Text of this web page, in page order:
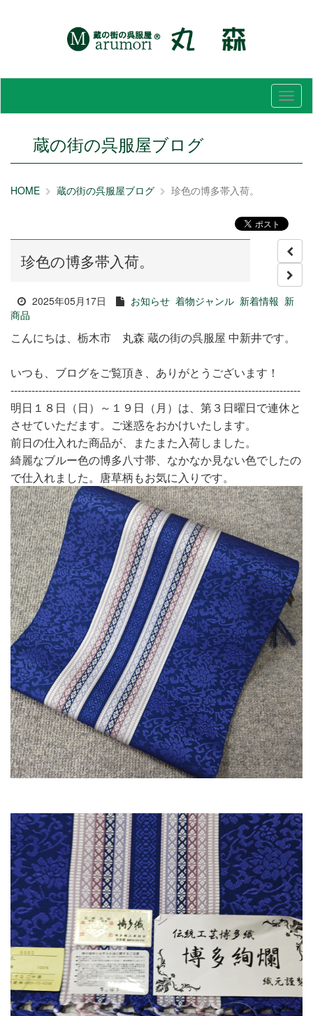
メ
ニ
蔵の街の呉服屋ブログ
HOME 蔵の街の呉服屋ブログ 珍色の博多帯入荷。
珍色の博多帯入荷。
2025年05月17日 お知らせ 着物ジャンル 新着情報 新
商品
こんにちは、栃木市 丸森 蔵の街の呉服屋 中新井です。
いつも、ブログをご覧頂き、ありがとうございます！
-----------------------------------------------------------------------------------
明日１８日（日）～１９日（月）は、第３日曜日で連休と
させていただます。ご迷惑をおかけいたします。
前日の仕入れた商品が、またまた入荷しました。
綺麗なブルー色の博多八寸帯、なかなか見ない色でしたの
で仕入れました。唐草柄もお気に入りです。